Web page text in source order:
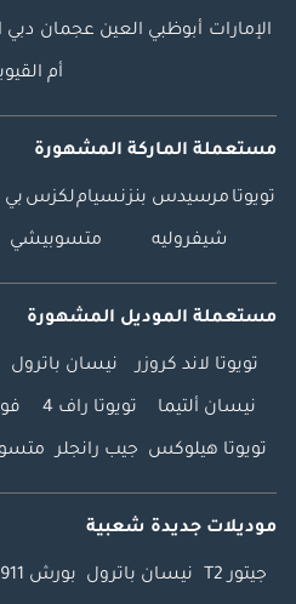
الإمارات أبوظبي العين عجمان دبي
أم
مستعملة الماركة المشهورة
تويوتا مرسيدس بنزنسياملكزس بي
شيفروليه متسوبيشي
مستعملة الموديل المشهورة
تويوتا لاند كروزر نيسان باترول
نيسان ألتيما تويوتا راف 4
تويوتا هيلوكس جيب رانجلر
موديلات جديدة شعبية
جيتور T2 نيسان باترول بورش 911